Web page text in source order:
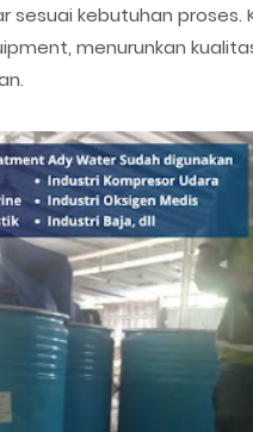
sesuai kebutuhan
menurunkan